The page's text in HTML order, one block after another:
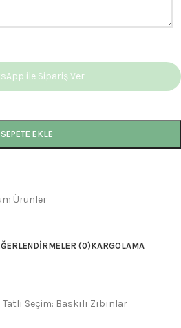
SEPETE EKLE
ile Sipariş Ver
Ürünler
(0)KARGOLAMA
Seçim: Baskılı Zıbınlar